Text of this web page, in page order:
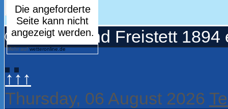
Mehr aufwetteronline.de
© Turnerbund Freistett 1894
↑↑↑
Thursday, 06 August 2026